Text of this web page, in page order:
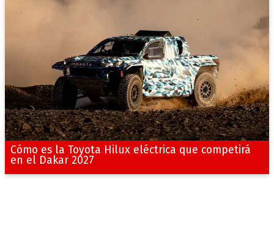
Cómo es la Toyota Hilux eléctrica que competirá
en el Dakar 2027